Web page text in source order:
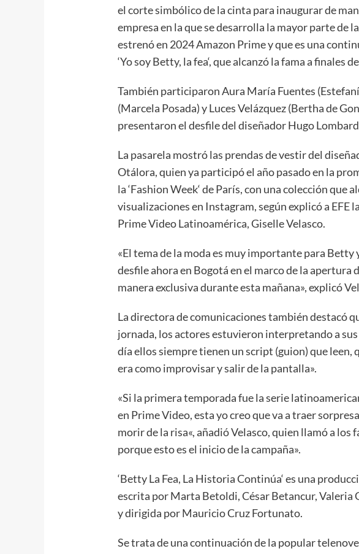
el corte simbólico de la cinta para inaugurar de
empresa en la que se desarrolla la mayor parte de
estrenó en 2024 Amazon Prime y que es una
‘Yo soy Betty, la fea‘, que alcanzó la fama a finales
También participaron Aura María Fuentes
(Marcela Posada) y Luces Velázquez (Bertha de
presentaron el desfile del diseñador Hugo
La pasarela mostró las prendas de vestir del
Otálora, quien ya participó el año pasado en la
la ‘Fashion Week‘ de París, con una colección que
visualizaciones en Instagram, según explicó a EFE
Prime Video Latinoamérica, Giselle Velasco.
«El tema de la moda es muy importante para Betty
desfile ahora en Bogotá en el marco de la apertura
manera exclusiva durante esta mañana», explicó
La directora de comunicaciones también destacó
jornada, los actores estuvieron interpretando a
día ellos siempre tienen un script (guion) que leen,
era como improvisar y salir de la pantalla».
«Si la primera temporada fue la serie
en Prime Video, esta yo creo que va a traer
morir de la risa«, añadió Velasco, quien llamó a los
porque esto es el inicio de la campaña».
‘Betty La Fea, La Historia Continúa‘ es una
escrita por Marta Betoldi, César Betancur, Valeria
y dirigida por Mauricio Cruz Fortunato.
Se trata de una continuación de la popular